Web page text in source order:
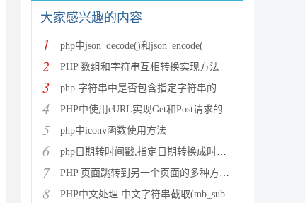
大家感兴趣的内容
1 php中json_decode()和json_encode(
2 PHP 数组和字符串互相转换实现方法
3 php 字符串中是否包含指定字符串的多种方法
4 PHP中使用cURL实现Get和Post请求的方法
5 php中iconv函数使用方法
6 php日期转时间戳,指定日期转换成时间戳
7 PHP 页面跳转到另一个页面的多种方法方法总结
8 PHP中文处理 中文字符串截取(mb_substr)和获取中